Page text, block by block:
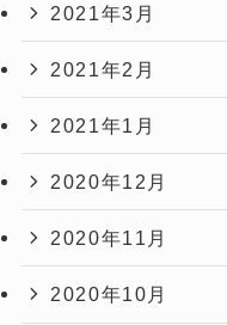
2021年3月
2021年2月
2021年1月
2020年12月
2020年11月
2020年10月